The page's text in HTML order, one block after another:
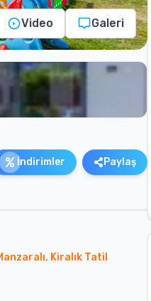
Video Galeri
İndirimler Paylaş
Kiralık Tatil